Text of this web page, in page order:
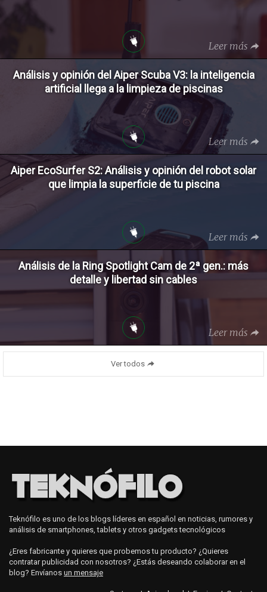
Leer más
Análisis y opinión del Aiper Scuba V3: la inteligencia
artificial llega a la limpieza de piscinas
Leer más
Aiper EcoSurfer S2: Análisis y opinión del robot solar
que limpia la superficie de tu piscina
Leer más
Análisis de la Ring Spotlight Cam de 2ª gen.: más
detalle y libertad sin cables
Leer más
Ver todos
Teknófilo es uno de los blogs líderes en español en noticias, rumores y
análisis de smartphones, tablets y otros gadgets tecnológicos
¿Eres fabricante y quieres que probemos tu producto? ¿Quieres
contratar publicidad con nosotros? ¿Estás deseando colaborar en el
blog? Envíanos un mensaje